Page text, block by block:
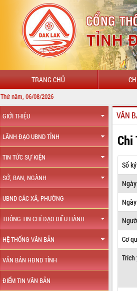
TRANG CHỦ
Thứ năm, 06/08/2026
GIỚI THIỆU
LÃNH ĐẠO UBND TỈNH
TIN TỨC SỰ KIỆN
SỞ, BAN, NGÀNH
UBND CÁC XÃ, PHƯỜNG
THÔNG TIN CHỈ ĐẠO ĐIỀU HÀNH
HỆ THỐNG VĂN BẢN
VĂN BẢN HĐND TỈNH
ĐIỂM TIN VĂN BẢN
VĂN
Chi
Số
Cơ
Trích